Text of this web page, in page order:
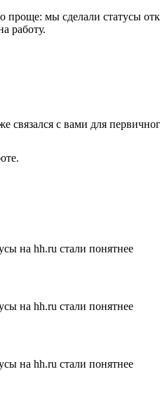
проще: мы сделали статусы
работу.
связался с вами для